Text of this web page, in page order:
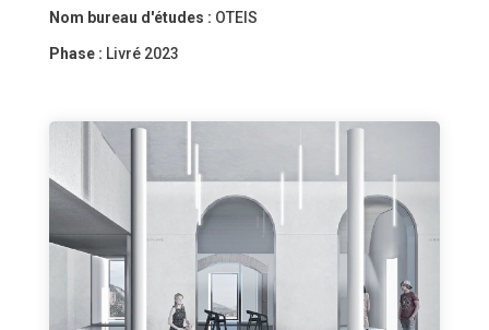
Nom bureau d'études : OTEIS
Phase : Livré 2023